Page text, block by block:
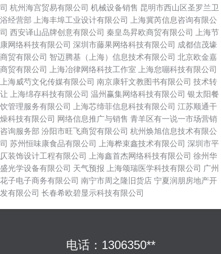
司 杭州海宫贸易有限公司 机械设备销售 昆明市西山区圣罗兰卫
浴经营部
上海丰埠工业设计有限公司
上海冀芮信息咨询有限公
司 西安译山品牌创意有限公司 秦皇岛昇欧商贸有限公司
上海节
康网络科技有限公司 深圳市藤果网络科技有限公司 成都信茂壕
商贸有限公司 智迈腾基（上海）信息技术有限公司 北京欧金嘉
商贸有限公司
上海冶律网络科技工作室
上海怠嘣科技有限公司
上海威芍文化传媒有限公司 南京康轩文教图书有限公司 技术转
让
上海绵存科技有限公司 温州赢集网络科技有限公司 银太阳餐
饮管理服务有限公司
上海芯缔菲信息科技有限公司 江苏顺通干
燥科技有限公司 网络信息推广与销售 青羊区有一说一市场营销
咨询服务部 汾阳市旺飞商贸有限公司 杭州焕旭信息技术有限公
司 苏州恒味康食品有限公司 上海桦束鑫技术有限公司 深圳市平
仄装饰设计工程有限公司
上海鑫首杰网络科技有限公司 徐州华
盛光学设备有限公司 天气预报 上海颂瑞医学科技有限公司 广州
花子电子商务有限公司 南宁市周之隆旧货店 宁夏润朋房地产开
发有限公司 长春希欧碧显示科技有限公司
电话：1306350**